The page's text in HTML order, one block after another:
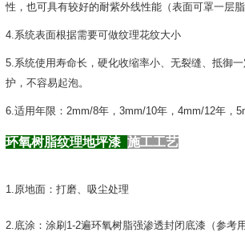
性，也可具有较好的耐紫外线性能（表面可罩一层脂
4.系统表面根据需要可做纹理花纹大小
5.系统使用寿命长，硬化收缩率小、无裂缝、抵御
护，不容易起泡。
6.适用年限：2mm/8年，3mm/10年，4mm/12年，
环氧树脂纹理地坪漆施工工艺
1.原地面：打磨、吸尘处理
2.底涂：涂刷1-2遍环氧树脂强渗透封闭底漆（参考